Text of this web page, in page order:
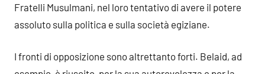
Fratelli Musulmani, nel loro tentativo di avere il potere
assoluto sulla politica e sulla società egiziane.
I fronti di opposizione sono altrettanto forti. Belaid, ad